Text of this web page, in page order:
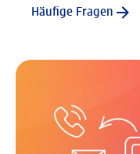
Häufige Fragen